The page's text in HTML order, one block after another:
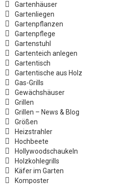
Gartenhäuser
Gartenliegen
Gartenpflanzen
Gartenpflege
Gartenstuhl
Gartenteich anlegen
Gartentisch
Gartentische aus Holz
Gas-Grills
Gewächshäuser
Grillen
Grillen – News & Blog
Größen
Heizstrahler
Hochbeete
Hollywoodschaukeln
Holzkohlegrills
Käfer im Garten
Komposter